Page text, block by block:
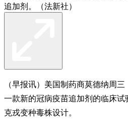
追加剂。（法新社）
（早报讯）美国制药商莫德纳周
一款新的冠病疫苗追加剂的临床
克戎变种毒株设计。